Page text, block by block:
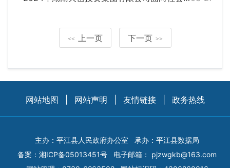
<< 上一页 下一页 >>
网站地图 网站声明 友情链接 政务热线
主办：平江县人民政府办公室
承办：平江县数据局
备案： 湘ICP备05013451号 电子邮箱： pjzwgkb@163.com